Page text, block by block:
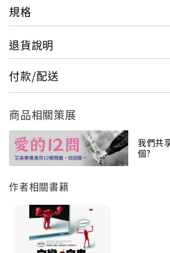
規格
退貨說明
付款/配送
商品相關策展
我們共
個?
作者相關書籍